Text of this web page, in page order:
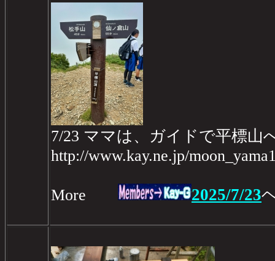
7/23 ママは、ガイドで平標山
http://www.kay.ne.jp/
More 2025/7/23